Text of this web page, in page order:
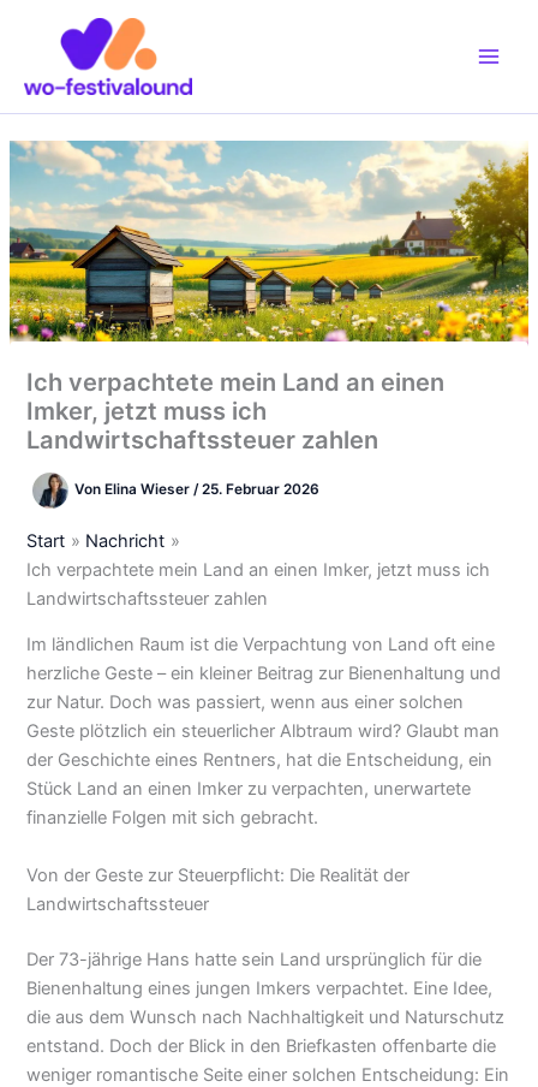
Ich verpachtete mein Land an einen
Imker, jetzt muss ich
Landwirtschaftssteuer zahlen
Von Elina Wieser/25. Februar 2026
Start
Nachricht
Ich verpachtete mein Land an einen Imker, jetzt muss ich
Landwirtschaftssteuer zahlen
Im ländlichen Raum ist die Verpachtung von Land oft eine
herzliche Geste – ein kleiner Beitrag zur Bienenhaltung und
zur Natur. Doch was passiert, wenn aus einer solchen
Geste plötzlich ein steuerlicher Albtraum wird? Glaubt man
der Geschichte eines Rentners, hat die Entscheidung, ein
Stück Land an einen Imker zu verpachten, unerwartete
finanzielle Folgen mit sich gebracht.
Von der Geste zur Steuerpflicht: Die Realität der
Landwirtschaftssteuer
Der 73-jährige Hans hatte sein Land ursprünglich für die
Bienenhaltung eines jungen Imkers verpachtet. Eine Idee,
die aus dem Wunsch nach Nachhaltigkeit und Naturschutz
entstand. Doch der Blick in den Briefkasten offenbarte die
weniger romantische Seite einer solchen Entscheidung: Ein